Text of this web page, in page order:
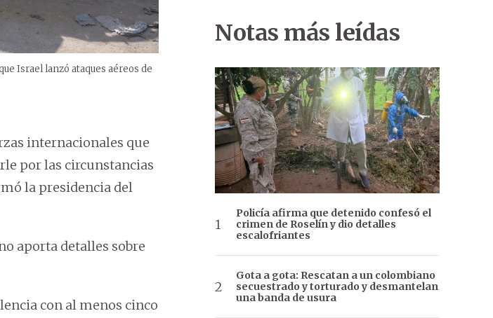
Israel lanzó ataques aéreos de
internacionales que
por las circunstancias
la presidencia del
aporta detalles sobre
con al menos cinco
Notas más leídas
Policía afirma que detenido confesó el
crimen de Roselín y dio detalles
escalofriantes
Gota a gota: Rescatan a un colombiano
secuestrado y torturado y desmantelan
una banda de usura